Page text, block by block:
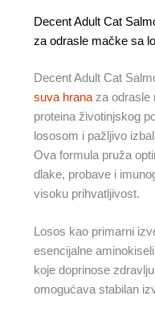
Decent Adult Cat
za odrasle mačke sa
Decent Adult Cat
suva hrana za odrasle
proteina životinjskog
lososom i pažljivo
Ova formula pruža
dlake, probave i
visoku prihvatljivost.
Losos kao primarni
esencijalne
koje doprinose
omogućava stabilan